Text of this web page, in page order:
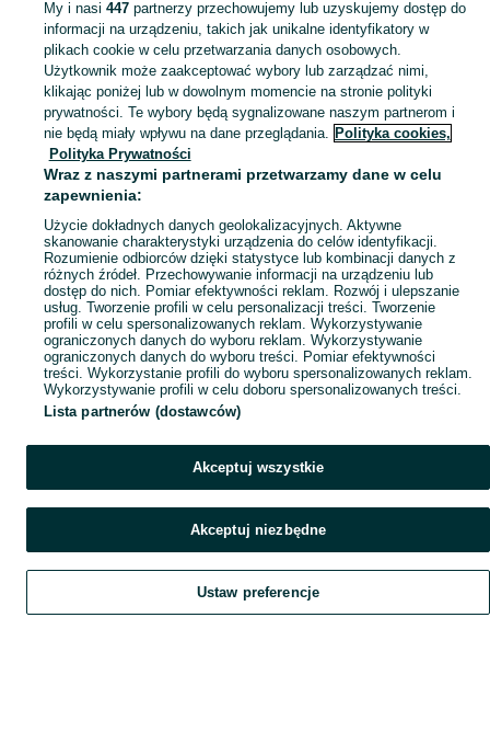
Skorzystaj z największego serwisu ogłoszeniowego - Ośno Lubuskie i okolice! Kupuj to, czego pragniesz i sprzedawaj to, czego już nie potrzebujesz!
Mapa kategorii
Mapa miejscowości
Mapa ministron
Popularne wyszukiwania
Szukaj Obserwujesz Dodaj Czat Konto
My i nasi 447partnerzy przechowujemy lub uzyskujemy dostęp do
informacji na urządzeniu, takich jak unikalne identyfikatory w
plikach cookie w celu przetwarzania danych osobowych.
Użytkownik może zaakceptować wybory lub zarządzać nimi,
klikając poniżej lub w dowolnym momencie na stronie polityki
prywatności. Te wybory będą sygnalizowane naszym partnerom i
nie będą miały wpływu na dane przeglądania. Polityka cookies,
Polityka Prywatności
Wraz z naszymi partnerami przetwarzamy dane w celu
zapewnienia:
Użycie dokładnych danych geolokalizacyjnych. Aktywne
skanowanie charakterystyki urządzenia do celów identyfikacji.
Rozumienie odbiorców dzięki statystyce lub kombinacji danych z
różnych źródeł. Przechowywanie informacji na urządzeniu lub
dostęp do nich. Pomiar efektywności reklam. Rozwój i ulepszanie
usług. Tworzenie profili w celu personalizacji treści. Tworzenie
profili w celu spersonalizowanych reklam. Wykorzystywanie
ograniczonych danych do wyboru reklam. Wykorzystywanie
ograniczonych danych do wyboru treści. Pomiar efektywności
treści. Wykorzystanie profili do wyboru spersonalizowanych reklam.
Wykorzystywanie profili w celu doboru spersonalizowanych treści.
Lista partnerów (dostawców)
Akceptuj wszystkie
Akceptuj niezbędne
Ustaw preferencje